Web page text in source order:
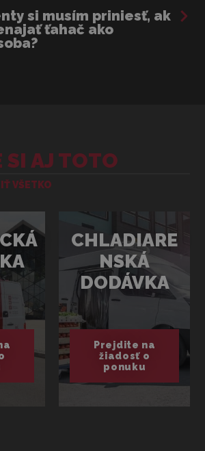
si musím priniesť, ak
ťahač ako
SI AJ TOTO
VŠETKO
CHLADIARE
NSKÁ
DODÁVKA
Prejdite na
žiadosť o
ponuku